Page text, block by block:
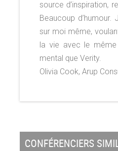
source d’inspiration,
Beaucoup
sur moi même,
la vie avec le
mental que Verity.
Olivia Cook, Arup
CONFÉRENCIERS